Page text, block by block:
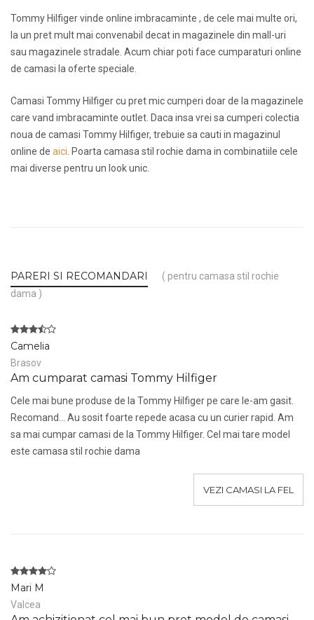
Tommy Hilfiger vinde online imbracaminte , de cele mai multe ori,
la un pret mult mai convenabil decat in magazinele din mall-uri
sau magazinele stradale. Acum chiar poti face cumparaturi online
de camasi la oferte speciale.
Camasi Tommy Hilfiger cu pret mic cumperi doar de la magazinele
care vand imbracaminte outlet. Daca insa vrei sa cumperi colectia
noua de camasi Tommy Hilfiger, trebuie sa cauti in magazinul
online de aici . Poarta camasa stil rochie dama in combinatiile cele
mai diverse pentru un look unic.
PARERI SI RECOMANDARI
( pentru camasa stil rochie
dama )
Camelia
Brasov
Am cumparat camasi Tommy Hilfiger
Cele mai bune produse de la Tommy Hilfiger pe care le-am gasit.
Recomand... Au sosit foarte repede acasa cu un curier rapid. Am
sa mai cumpar camasi de la Tommy Hilfiger. Cel mai tare model
este camasa stil rochie dama
VEZI CAMASI LA FEL
Mari M
Valcea